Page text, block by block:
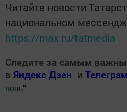
Читайте новости
национальном
https://max.ru/tatmedia
Следите за самым
в Яндекс Дзен и
новь"